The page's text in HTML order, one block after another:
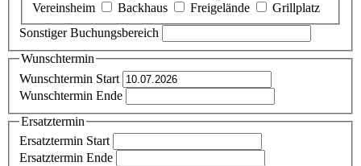
Vereinsheim
Backhaus Freigelände
Grillplatz
Sonstiger Buchungsbereich
Wunschtermin
Wunschtermin Start
Wunschtermin Ende
Ersatztermin
Ersatztermin Start
Ersatztermin Ende